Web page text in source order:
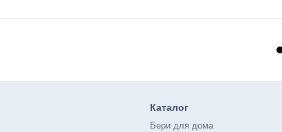
Каталог
Бери для дома